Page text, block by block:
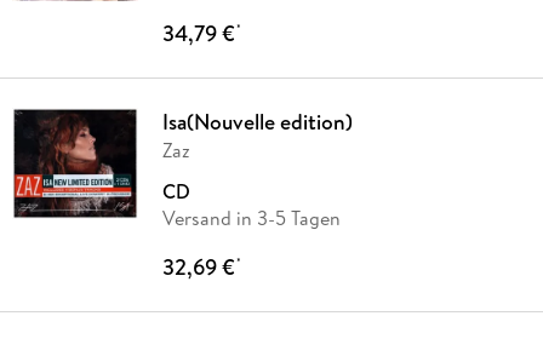
34,79 €*
Isa(Nouvelle edition)
Zaz
CD
Versand in 3-5 Tagen
32,69 €*